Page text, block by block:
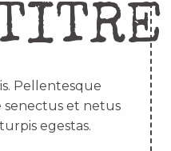
Pellentesque
senectus et netus
egestas.